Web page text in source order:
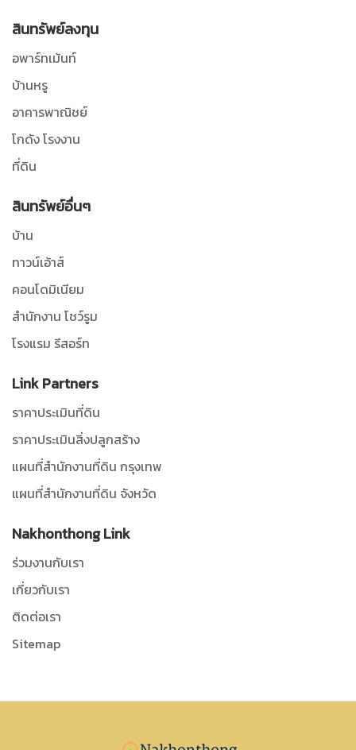
สินทรัพย์ลงทุน
อพาร์ทเม้นท์
บ้านหรู
อาคารพาณิชย์
โกดัง โรงงาน
ที่ดิน
สินทรัพย์อื่นๆ
บ้าน
ทาวน์เอ้าส์
คอนโดมิเนียม
สำนักงาน โชว์รูม
โรงแรม รีสอร์ท
Link Partners
ราคาประเมินที่ดิน
ราคาประเมินสิ่งปลูกสร้าง
แผนที่สำนักงานที่ดิน กรุงเทพ
แผนที่สำนักงานที่ดิน จังหวัด
Nakhonthong Link
ร่วมงานกับเรา
เกี่ยวกับเรา
ติดต่อเรา
Sitemap